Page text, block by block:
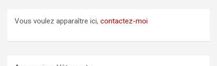
Vous voulez apparaître ici, contactez-moi